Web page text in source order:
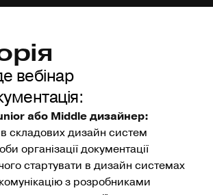
вебінар
або Middle дизайнер:
в складових дизайн систем
організації документації
стартувати в дизайн системах
з розробниками